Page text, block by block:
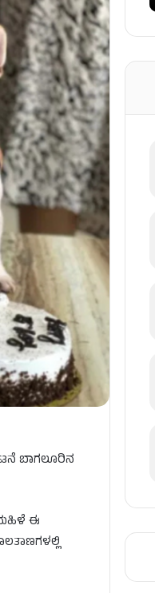
ಬಾಗಲೂರಿನ
ಮಹಿಳೆ ಈ